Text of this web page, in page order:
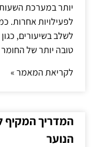
יותר במערכת
לפעילויות אחרות.
לשלב בשיעורים,
טובה יותר של
לקריאת המאמר »
המדריך המקיף
הנוער